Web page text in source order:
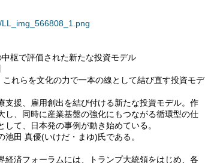
枢で評価された新たな投資モデル
れらを文化の力で一本の線として結び直す投資モデ
援、雇用創出を結び付ける新たな投資モデル。作
、同時に産業基盤の強化にもつながる循環型の仕
て、日本発の事例が動き始めている。
田 真優(いけだ・まゆ)氏である。
済フォーラムには、トランプ大統領をはじめ、各